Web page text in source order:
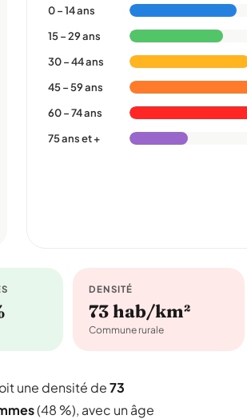
0 – 14 ans
15 – 29 ans
30 – 44 ans
45 – 59 ans
60 – 74 ans
75 ans et +
DENSITÉ
73 hab/km²
Commune rurale
une densité de73
(48 %), avec un âge